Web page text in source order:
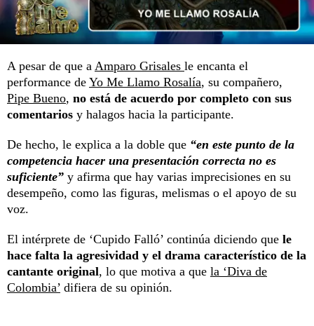
A pesar de que a Amparo Grisales le encanta el
performance de Yo Me Llamo Rosalía, su compañero,
Pipe Bueno, no está de acuerdo por completo con sus
comentarios y halagos hacia la participante.
De hecho, le explica a la doble que “en este punto de la
competencia hacer una presentación correcta no es
suficiente” y afirma que hay varias imprecisiones en su
desempeño, como las figuras, melismas o el apoyo de su
voz.
El intérprete de ‘Cupido Falló’ continúa diciendo que le
hace falta la agresividad y el drama característico de la
cantante original, lo que motiva a que la ‘Diva de
Colombia’ difiera de su opinión.